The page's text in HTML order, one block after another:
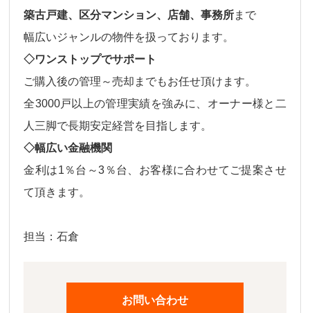
築古戸建、区分マンション、店舗、事務所まで
幅広いジャンルの物件を扱っております。
◇ワンストップでサポート
ご購入後の管理～売却 までもお任せ頂けます。
全3000戸以上の管理実績を強みに、オーナー様と二
人三脚で長期安定経営を目指します。
◇幅広い金融機関
金利は1％台～3％台、 お客様に合わせてご提案させ
て頂きます。
担当：石倉
お問い合わせ